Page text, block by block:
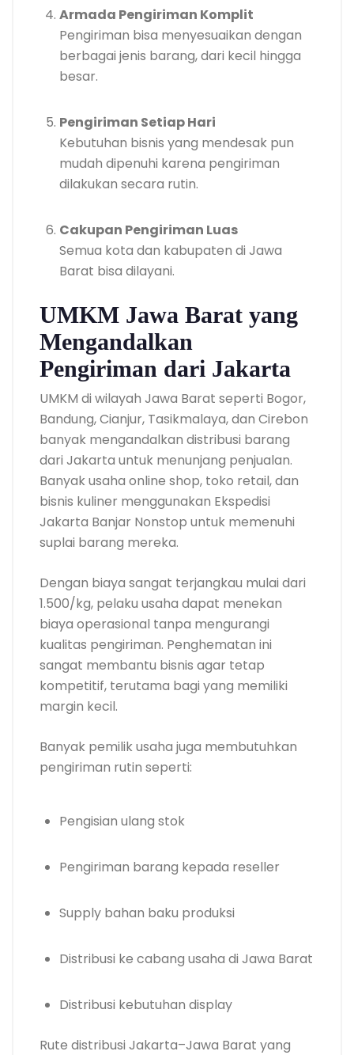
Armada Pengiriman Komplit
Pengiriman bisa menyesuaikan dengan
berbagai jenis barang, dari kecil hingga
besar.
Pengiriman Setiap Hari
Kebutuhan bisnis yang mendesak pun
mudah dipenuhi karena pengiriman
dilakukan secara rutin.
Cakupan Pengiriman Luas
Semua kota dan kabupaten di Jawa
Barat bisa dilayani.
UMKM Jawa Barat yang
Mengandalkan
Pengiriman dari Jakarta
UMKM di wilayah Jawa Barat seperti Bogor,
Bandung, Cianjur, Tasikmalaya, dan Cirebon
banyak mengandalkan distribusi barang
dari Jakarta untuk menunjang penjualan.
Banyak usaha online shop, toko retail, dan
bisnis kuliner menggunakan Ekspedisi
Jakarta Banjar Nonstop untuk memenuhi
suplai barang mereka.
Dengan biaya sangat terjangkau mulai dari
1.500/kg, pelaku usaha dapat menekan
biaya operasional tanpa mengurangi
kualitas pengiriman. Penghematan ini
sangat membantu bisnis agar tetap
kompetitif, terutama bagi yang memiliki
margin kecil.
Banyak pemilik usaha juga membutuhkan
pengiriman rutin seperti:
Pengisian ulang stok
Pengiriman barang kepada reseller
Supply bahan baku produksi
Distribusi ke cabang usaha di Jawa Barat
Distribusi kebutuhan display
Rute distribusi Jakarta–Jawa Barat yang